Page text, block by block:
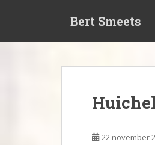
Bert Smeets
22 november